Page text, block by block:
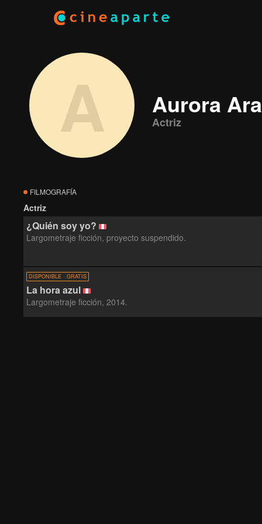
A Aurora
Actriz
FILMOGRAFÍA
Actriz
¿Quién soy yo?
Largometraje ficción, proyecto suspendido.
DISPONIBLE · GRATIS
La hora azul
Largometraje ficción, 2014.